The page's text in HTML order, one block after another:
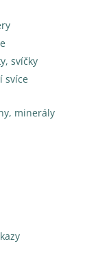
svíčky
svíce
minerály